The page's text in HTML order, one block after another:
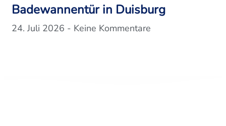
Badewannentür in Duisburg
24. Juli 2026 Keine Kommentare